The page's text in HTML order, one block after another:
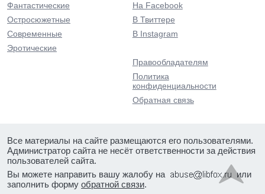
Фантастические
Остросюжетные
Современные
Эротические
На Facebook
В Твиттере
В Instagram
Правообладателям
Политика
конфиденциальности
Обратная связь
Все материалы на сайте размещаются его пользователями.
Администратор сайта не несёт ответственности за действия
пользователей сайта.
Вы можете направить вашу жалобу на
или
заполнить форму обратной связи.